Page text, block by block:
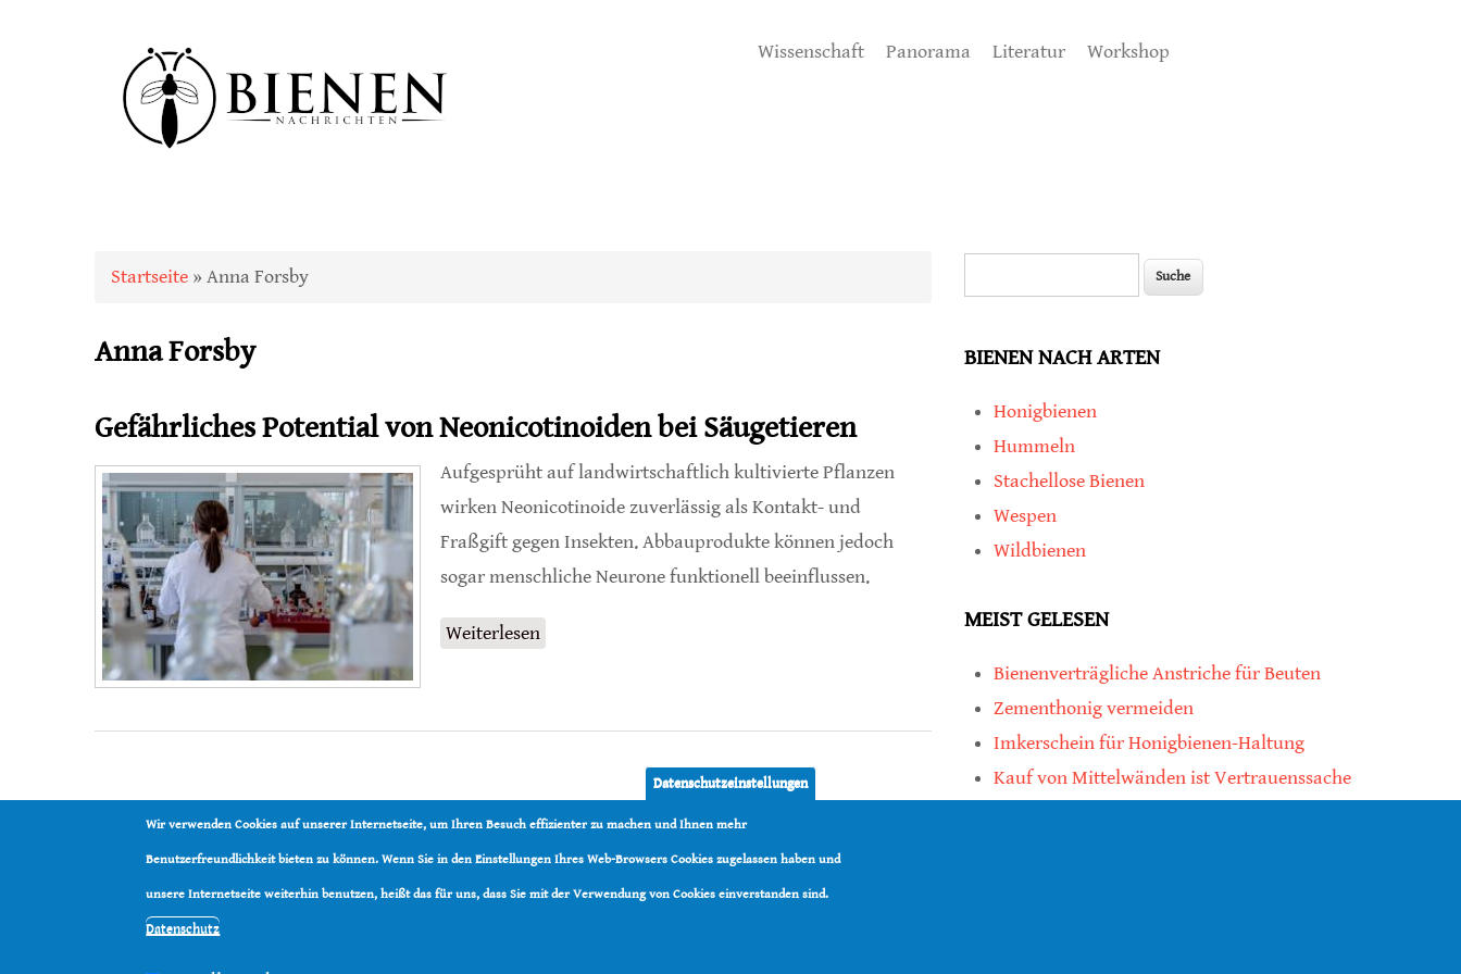
Wissenschaft Panorama Literatur Workshop
Sie sind hier
Startseite » Anna Forsby
Anna Forsby
Gefährliches Potential von Neonicotinoiden bei Säugetieren
Aufgesprüht auf landwirtschaftlich kultivierte Pflanzen
wirken Neonicotinoide zuverlässig als Kontakt- und
Fraßgift gegen Insekten. Abbauprodukte können jedoch
sogar menschliche Neurone funktionell beeinflussen.
Weiterlesen
BIENEN NACH ARTEN
Honigbienen
Hummeln
Stachellose Bienen
Wespen
Wildbienen
MEIST GELESEN
Bienenverträgliche Anstriche für Beuten
Zementhonig vermeiden
Imkerschein für Honigbienen-Haltung
Kauf von Mittelwänden ist Vertrauenssache
Datenschutzeinstellungen
Wir verwenden Cookies auf unserer Internetseite, um Ihren Besuch effizienter zu machen und Ihnen mehr
Benutzerfreundlichkeit bieten zu können. Wenn Sie in den Einstellungen Ihres Web-Browsers Cookies zugelassen haben und
unsere Internetseite weiterhin benutzen, heißt das für uns, dass Sie mit der Verwendung von Cookies einverstanden sind.
Datenschutz